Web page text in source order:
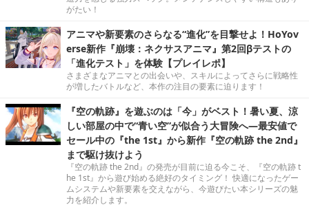
がたい！
アニマや新要素のさらなる“進化”を目撃せよ！HoYov
erse新作『崩壊：ネクサスアニマ』第2回βテストの
「進化テスト」を体験【プレイレポ】
さまざまなアニマとの出会いや、スキルによってさらに戦略性
が増したバトルなど、本作の注目の要素に迫ります！
『空の軌跡』を遊ぶのは「今」がベスト！暑い夏、涼
しい部屋の中で“青い空”が似合う大冒険へ―最安値で
セール中の『the 1st』から新作『空の軌跡 the 2nd』
まで駆け抜けよう
『空の軌跡 the 2nd』の発売が目前に迫る今こそ、『空の軌跡 t
he 1st』から遊び始める絶好のタイミング！ 快適になったゲー
ムシステムや新要素を交えながら、今遊びたい本シリーズの魅
力を紹介します。